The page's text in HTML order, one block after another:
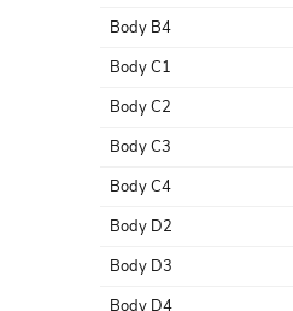
Body B4
Body C1
Body C2
Body C3
Body C4
Body D2
Body D3
Body D4